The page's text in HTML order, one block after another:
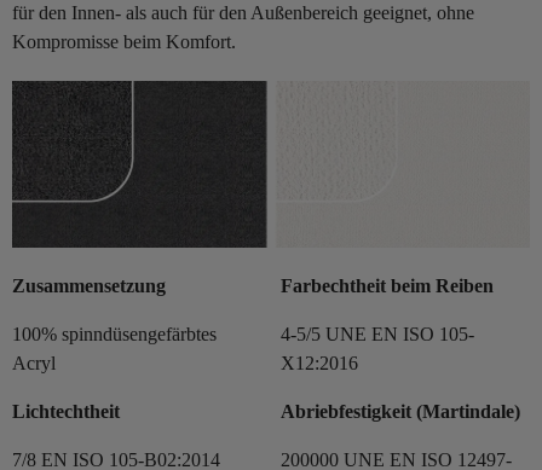
für den Innen- als auch für den Außenbereich geeignet, ohne
Kompromisse beim Komfort.
Zusammensetzung
100% spinndüsengefärbtes
Acryl
Lichtechtheit
7/8 EN ISO 105-B02:2014
Farbechtheit beim Reiben
4-5/5 UNE EN ISO 105-
X12:2016
Abriebfestigkeit (Martindale)
200000 UNE EN ISO 12497-